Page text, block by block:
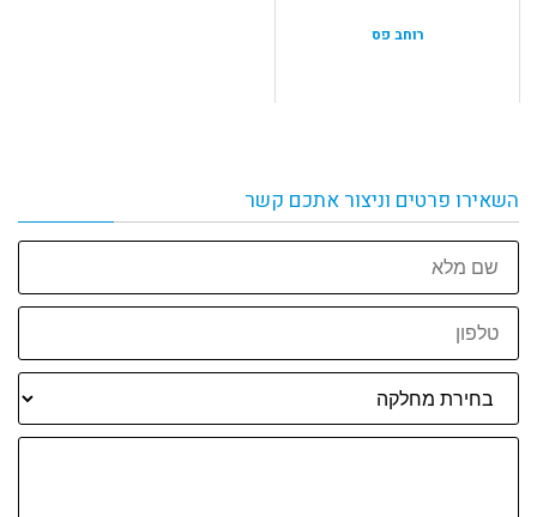
רוחב פס
השאירו פרטים וניצור אתכם קשר
שם
מלא
טלפון